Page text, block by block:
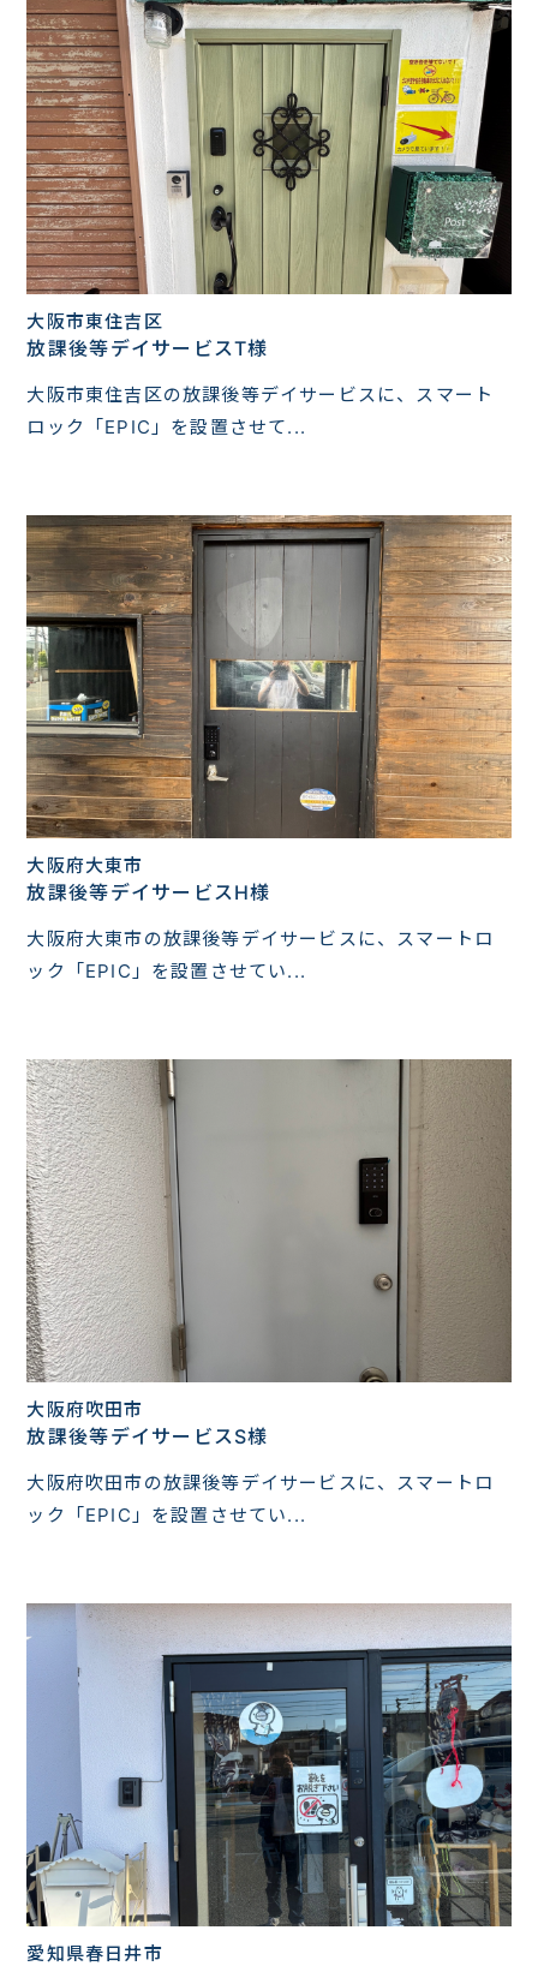
大阪市東住吉区
放課後等デイサービスT様
大阪市東住吉区の放課後等デイサービスに、スマート
ロック「EPIC」を設置させて...
大阪府大東市
放課後等デイサービスH様
大阪府大東市の放課後等デイサービスに、スマートロ
ック「EPIC」を設置させてい...
大阪府吹田市
放課後等デイサービスS様
大阪府吹田市の放課後等デイサービスに、スマートロ
ック「EPIC」を設置させてい...
愛知県春日井市